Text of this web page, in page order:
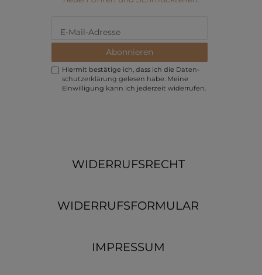
Abonnieren
Hiermit bestätige ich, dass ich die Daten­
schutz­erklärung gelesen habe. Meine
Einwilligung kann ich jederzeit widerrufen.
WIDERRUFSRECHT
WIDERRUFSFORMULAR
IMPRESSUM